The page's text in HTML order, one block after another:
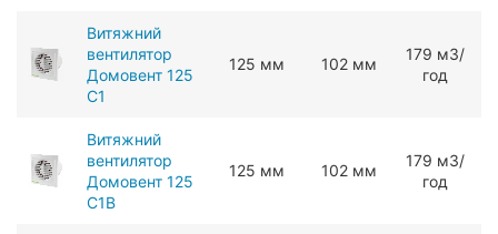
Витяжний
вентилятор
Домовент 125
С1
125 мм 102 мм
179 мЗ/
год
Витяжний
вентилятор
Домовент 125
С1В
125 мм 102 мм
179 мЗ/
год